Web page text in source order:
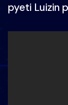
pyeti Luizin